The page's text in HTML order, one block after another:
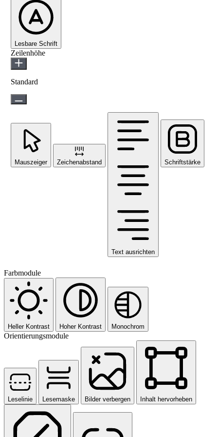
Lesbare Schrift
Zeilenhöhe
Standard
Mauszeiger Zeichenabstand
Text ausrichten
Schriftstärke
Farbmodule
Heller Kontrast Hoher Kontrast Monochrom
Orientierungsmodule
Leselinie Lesemaske Bilder verbergen Inhalt hervorheben